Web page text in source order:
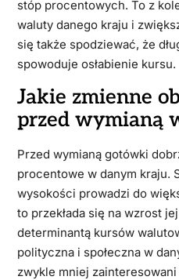
stóp procentowych. To z
waluty danego kraju i
się także spodziewać, że
spowoduje osłabienie kursu.
Jakie zmienne
przed wymianą
Przed wymianą gotówki
procentowe w danym kraju.
wysokości prowadzi do
to przekłada się na wzrost
determinantą kursów
polityczna i społeczna w
zwykle mniej